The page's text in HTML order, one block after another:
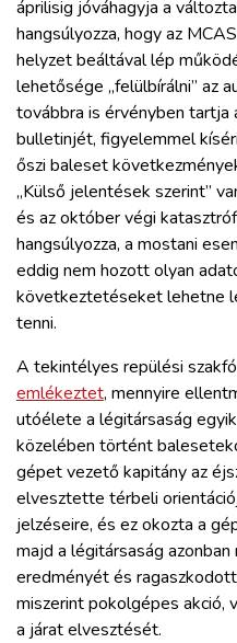
áprilisig jóváhagyja a
hangsúlyozza, hogy az
helyzet beáltával lép
lehetősége „felülbírálni” az
továbbra is érvényben
bulletinjét, figyelemmel
őszi baleset
„Külső jelentések szerint”
és az október végi
hangsúlyozza, a mostani
eddig nem hozott olyan
következtetéseket lehetne
tenni.
A tekintélyes repülési
emlékeztet, mennyire
utóélete a légitársaság
közelében történt
gépet vezető kapitány az
elvesztette térbeli
jelzéseire, és ez okozta a
majd a légitársaság
eredményét és
miszerint pokolgépes akció,
a járat elvesztését.